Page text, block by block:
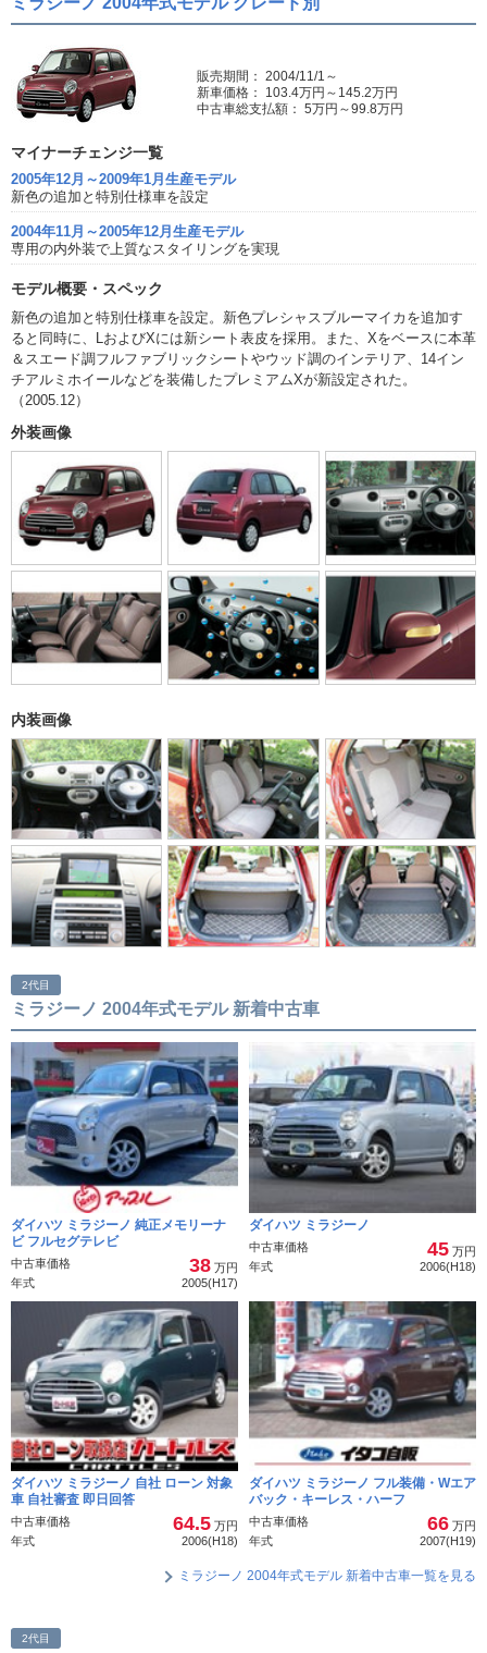
販売期間： 2004/11/1～
新車価格： 103.4万円～145.2万円
中古車総支払額： 5万円～99.8万円
マイナーチェンジ一覧
2005年12月～2009年1月生産モデル
新色の追加と特別仕様車を設定
2004年11月～2005年12月生産モデル
専用の内外装で上質なスタイリングを実現
モデル概要・スペック
新色の追加と特別仕様車を設定。新色プレシャスブルーマイカを追加す
ると同時に、LおよびXには新シート表皮を採用。また、Xをベースに本革
＆スエード調フルファブリックシートやウッド調のインテリア、14イン
チアルミホイールなどを装備したプレミアムXが新設定された。
（2005.12）
外装画像
内装画像
2代目
ミラジーノ 2004年式モデル 新着中古車
ダイハツ ミラジーノ 純正メモリーナ
ビ フルセグテレビ
中古車価格 38 万円
年式
2005(H17)
ダイハツ ミラジーノ
中古車価格 45 万円
年式
2006(H18)
ダイハツ ミラジーノ 自社 ローン 対象
車 自社審査 即日回答
中古車価格 64.5 万円
年式
2006(H18)
ダイハツ ミラジーノ フル装備・Wエア
バック・キーレス・ハーフ
中古車価格 66 万円
年式
2007(H19)
ミラジーノ 2004年式モデル 新着中古車一覧を見る
2代目